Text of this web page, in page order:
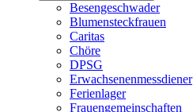
Besengeschwader
Blumensteckfrauen
Caritas
Chöre
DPSG
Erwachsenenmessdiener
Ferienlager
Frauengemeinschaften